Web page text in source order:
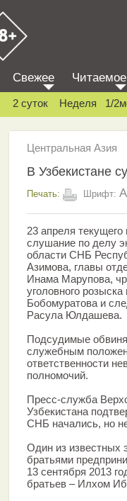
Свежее Читаемое
2 суток Неделя 1/
Центральная Азия
В Узбекистане
Печать: Шрифт:
23 апреля
слушание по делу
области СНБ
Азимова, главы
Инама Марупова,
уголовного
Бобомуратова и
Расула Юлдашева.
Подсудимые
служебным
ответственности
полномочий.
Пресс-служба
Узбекистана
СНБ начались, но
Один из известных
братьями
13 сентября 2013
братьев – Илхом